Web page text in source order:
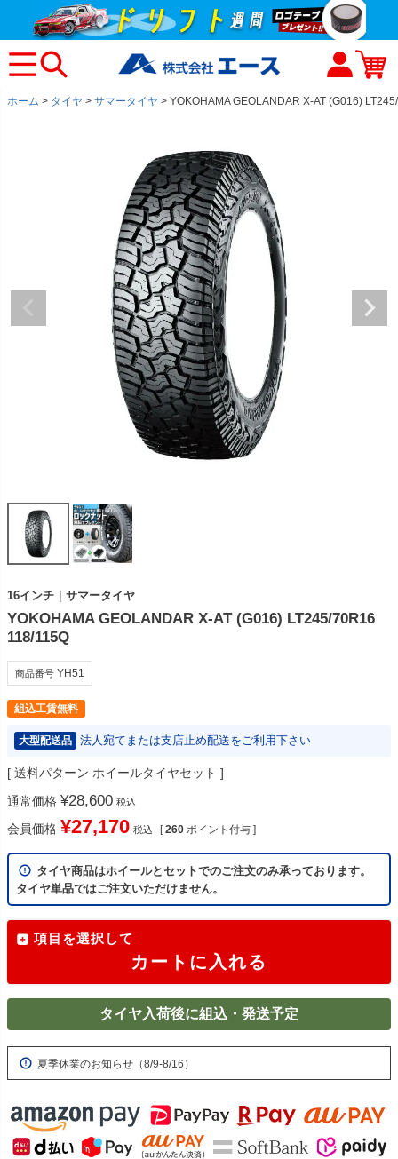
ホーム タイヤ サマータイヤ YOKOHAMA GEOLANDAR X-AT (G016)
16インチ｜サマータイヤ
YOKOHAMA GEOLANDAR X-AT (G016) LT245/70R16
118/115Q
商品番号 YH51
組込工賃無料
大型配送品 法人宛てまたは支店止め配送をご利用下さい
送料パターン ホイールタイヤセット
通常価格 ¥28,600 税込
会員価格 ¥27,170 税込 [ 260 ポイント付与 ]
タイヤ商品はホイールとセットでのご注文のみ承っております。
タイヤ単品ではご注文いただけません。
項目を選択して
カートに入れる
タイヤ入荷後に組込・発送予定
夏季休業のお知らせ（8/9-8/16）